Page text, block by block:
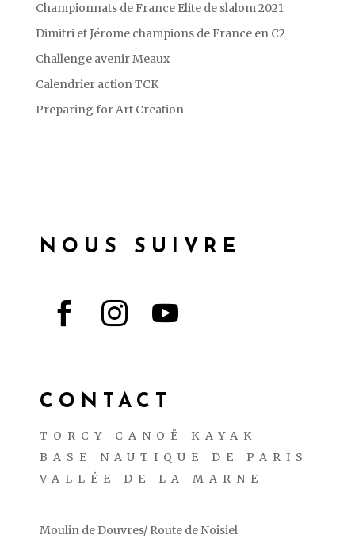
Championnats de France Elite de slalom 2021
Dimitri et Jérome champions de France en C2
Challenge avenir Meaux
Calendrier action TCK
Preparing for Art Creation
NOUS SUIVRE
  
CONTACT
TORCY CANOË KAYAK
BASE NAUTIQUE DE PARIS
VALLÉE DE LA MARNE
Moulin de Douvres/ Route de Noisiel